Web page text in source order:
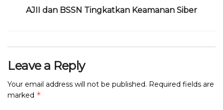
AJII dan BSSN Tingkatkan Keamanan Siber
Leave a Reply
Your email address will not be published. Required fields are
marked *